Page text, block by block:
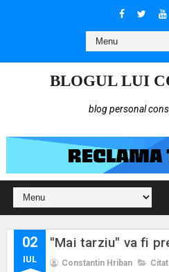
BLOGUL LUI
blog personal
02
IUL
"Mai tarziu" va fi
Constantin Hriban